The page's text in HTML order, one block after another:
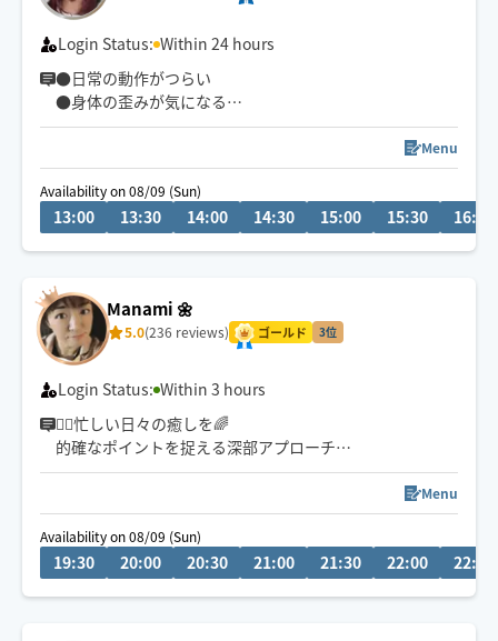
Login Status: Within 24 hours
●日常の動作がつらい
●身体の歪みが気になる
●趣味や仕事のパフォーマンスを良くしたい
どんなお悩みにも真摯に向き合い身体の痛みや不調、お
客様の気になる所をその場しのぎではなく"根本"から対
応させて頂きます
慢性的な肩こり腰痛
足の浮腫み
末端冷え性
お客様の身体に合った施術でメニューをご提案させて頂
きます👏
小さなお子さまやペットが居るお宅も歓迎です🐶😺
Menu
Availability on 08/09 (Sun)
13:00 13:30 14:00 14:30 15:00 15:30 16:00
Manami 🌼
5.0(236 reviews) ゴールド 3位
Login Status: Within 3 hours
🏃‍♂️忙しい日々の癒しを🌈
的確なポイントを捉える深部アプローチ
お身体が開放されて心までほぐれる心地よさを実感くだ
👍揉まれ慣れてる方もリラクゼーション初めてな方にも
お試し頂きたいです♪
Menu
Availability on 08/09 (Sun)
19:30 20:00 20:30 21:00 21:30 22:00 22:30